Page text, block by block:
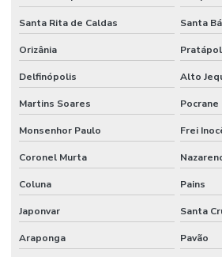
Santa Rita de Caldas Santa
Orizânia
Delfinópolis Alto
Martins Soares Pocrane
Monsenhor Paulo Frei
Coronel Murta
Coluna Pains
Japonvar Santa
Araponga Pavão